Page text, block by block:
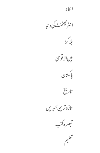
الحاد
انٹرٹینمنٹ کی دنیا
بلاگز
بین الاقوامی
پاکستان
تاریخ
تازہ ترین خبریں
تبصرہ کتب
تعلیم